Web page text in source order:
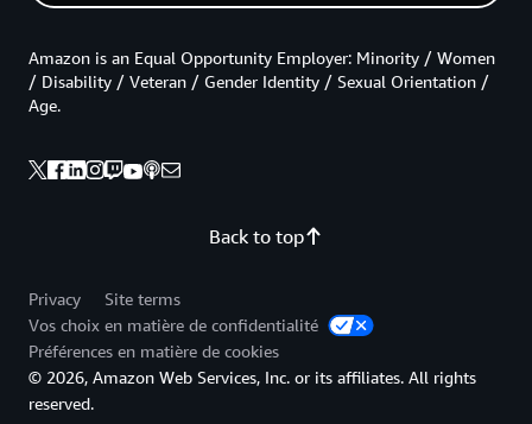
Back to top
Amazon is an Equal Opportunity Employer: Minority / Women
/ Disability / Veteran / Gender Identity / Sexual Orientation /
Age.
Privacy
Site terms
Vos choix en matière de confidentialité
Préférences en matière de cookies
© 2026, Amazon Web Services, Inc. or its affiliates. All rights
reserved.